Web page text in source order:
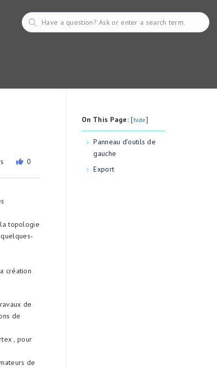
0
topologie
création
de
de
, pour
de
On This Page:[hide]
Panneau d’outils de
gauche
Export